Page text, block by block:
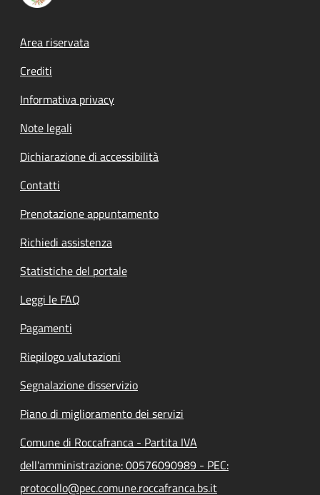
Footer menu
Area riservata
Crediti
Informativa privacy
Note legali
Dichiarazione di accessibilità
Contatti
Prenotazione appuntamento
Richiedi assistenza
Statistiche del portale
Leggi le FAQ
Pagamenti
Riepilogo valutazioni
Segnalazione disservizio
Piano di miglioramento dei servizi
Comune di Roccafranca - Partita IVA
dell'amministrazione: 00576090989 - PEC:
protocollo@pec.comune.roccafranca.bs.it